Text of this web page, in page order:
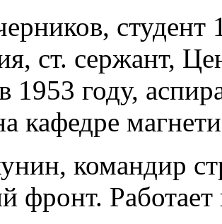
студент
ст. сержант,
1953 году,
кафедре
командир
фронт.